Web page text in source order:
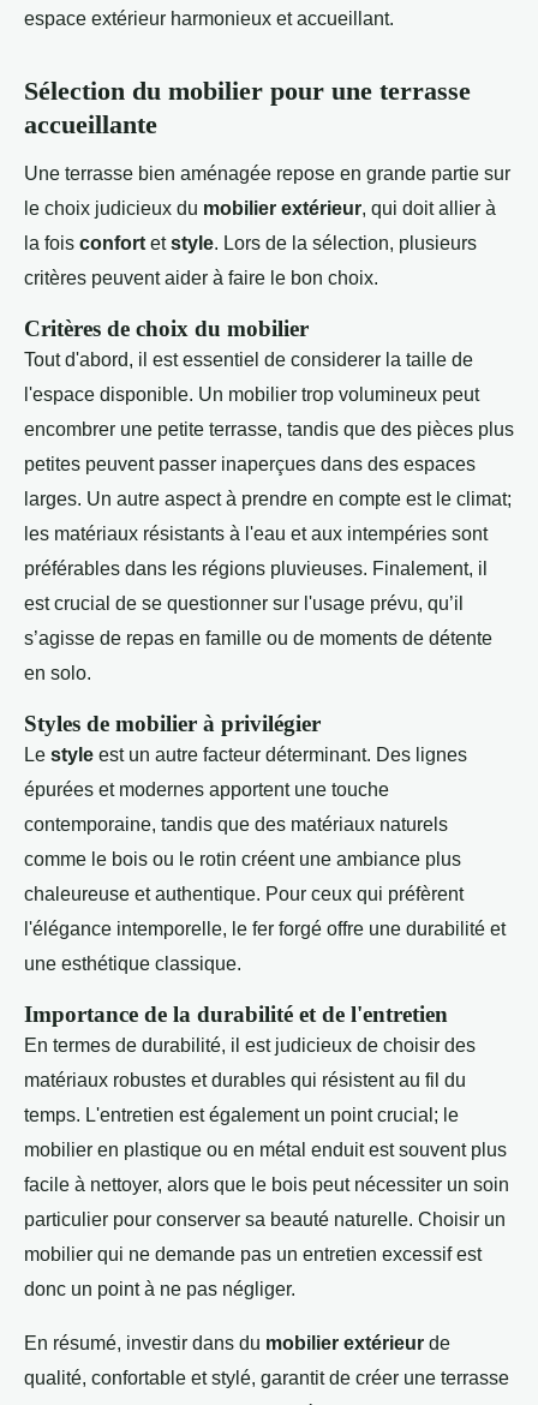
espace extérieur harmonieux et accueillant.
Sélection du mobilier pour une terrasse
accueillante
Une terrasse bien aménagée repose en grande partie sur
le choix judicieux du mobilier extérieur, qui doit allier à
la fois confort etstyle. Lors de la sélection, plusieurs
critères peuvent aider à faire le bon choix.
Critères de choix du mobilier
Tout d'abord, il est essentiel de considerer la taille de
l'espace disponible. Un mobilier trop volumineux peut
encombrer une petite terrasse, tandis que des pièces plus
petites peuvent passer inaperçues dans des espaces
larges. Un autre aspect à prendre en compte est le climat;
les matériaux résistants à l'eau et aux intempéries sont
préférables dans les régions pluvieuses. Finalement, il
est crucial de se questionner sur l'usage prévu, qu’il
s’agisse de repas en famille ou de moments de détente
en solo.
Styles de mobilier à privilégier
Le style est un autre facteur déterminant. Des lignes
épurées et modernes apportent une touche
contemporaine, tandis que des matériaux naturels
comme le bois ou le rotin créent une ambiance plus
chaleureuse et authentique. Pour ceux qui préfèrent
l'élégance intemporelle, le fer forgé offre une durabilité et
une esthétique classique.
Importance de la durabilité et de l'entretien
En termes de durabilité, il est judicieux de choisir des
matériaux robustes et durables qui résistent au fil du
temps. L'entretien est également un point crucial; le
mobilier en plastique ou en métal enduit est souvent plus
facile à nettoyer, alors que le bois peut nécessiter un soin
particulier pour conserver sa beauté naturelle. Choisir un
mobilier qui ne demande pas un entretien excessif est
donc un point à ne pas négliger.
En résumé, investir dans du mobilier extérieur de
qualité, confortable et stylé, garantit de créer une terrasse